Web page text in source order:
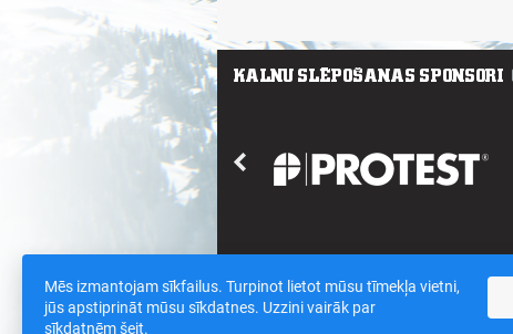
Saites / Sīkdatnes un datu drošības politika
Mēs izmantojam sīkfailus. Turpinot lietot mūsu tīmekļa vietni,
jūs apstiprināt mūsu sīkdatnes. Uzzini vairāk par
sīkdatnēmšeit.